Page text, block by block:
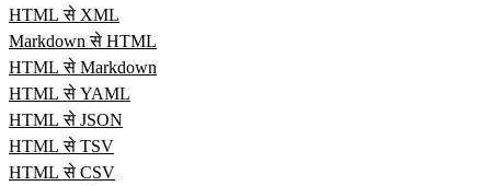
HTML से XML
Markdown से HTML
HTML से Markdown
HTML से YAML
HTML से JSON
HTML से TSV
HTML से CSV